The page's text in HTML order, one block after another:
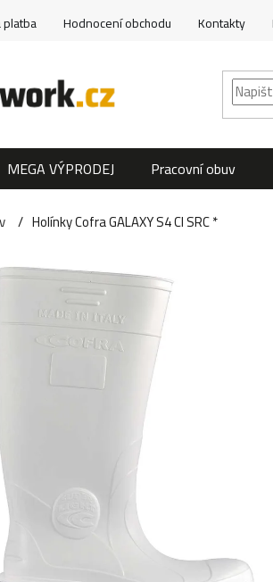
Hodnocení obchodu Kontakty
MEGA VÝPRODEJ Pracovní obuv
Holínky Cofra GALAXY S4 CI SRC *